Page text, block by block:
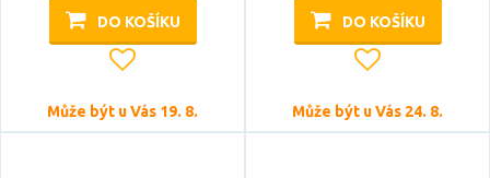
DO KOŠÍKU
Může být u Vás 19. 8.
DO KOŠÍKU
Může být u Vás 24. 8.